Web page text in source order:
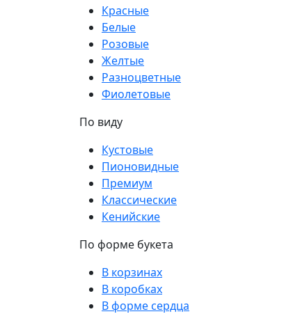
Красные
Белые
Розовые
Желтые
Разноцветные
Фиолетовые
По виду
Кустовые
Пионовидные
Премиум
Классические
Кенийские
По форме букета
В корзинах
В коробках
В форме сердца